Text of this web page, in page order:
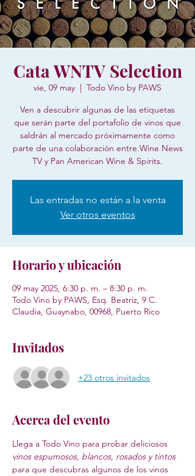
Cata WNTV Selection
vie, 09 may
  |
Todo Vino by PAWS
Ven a descubrir algunas de las etiquetas
que serán parte del portafolio de vinos que
saldrán al mercado próximamente como
parte de una colaboración entre Wine News
TV y Pan American Wine & Spirits.
Las entradas no están a la venta
Ver otros eventos
Horario y ubicación
09 may 2025, 6:30 p. m. – 8:30 p. m.
Todo Vino by PAWS, Esq. Beatriz, 9 C.
Claudia, Guaynabo, 00968, Puerto Rico
Invitados
+23 otros invitados
Acerca del evento
Llega a Todo Vino para probar deliciosos
vinos espumosos, blancos, rosados y tintos
para que descubras algunos de los vinos